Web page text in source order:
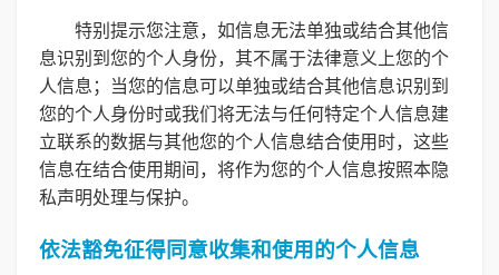
特别提示您注意，如信息无法单独或结合其他信
息识别到您的个人身份，其不属于法律意义上您的个
人信息；当您的信息可以单独或结合其他信息识别到
您的个人身份时或我们将无法与任何特定个人信息建
立联系的数据与其他您的个人信息结合使用时，这些
信息在结合使用期间，将作为您的个人信息按照本隐
私声明处理与保护。
依法豁免征得同意收集和使用的个人信息